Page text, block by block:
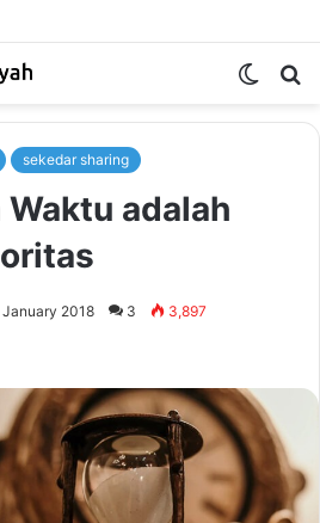
Switch
sekedar sharing
adalah
January 2018 3 3,897